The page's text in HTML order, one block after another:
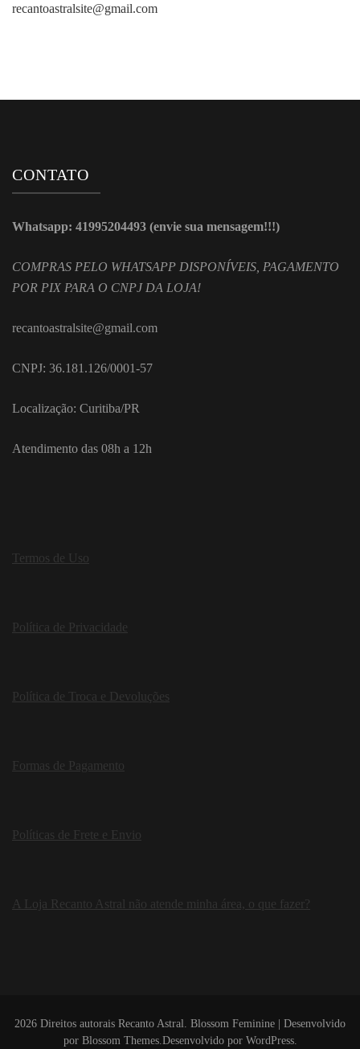
recantoastralsite@gmail.com
CONTATO
Whatsapp: 41995204493 (envie sua mensagem!!!)
COMPRAS PELO WHATSAPP DISPONÍVEIS, PAGAMENTO
POR PIX PARA O CNPJ DA LOJA!
recantoastralsite@gmail.com
CNPJ: 36.181.126/0001-57
Localização: Curitiba/PR
Atendimento das 08h a 12h
Termos de Uso
Política de Privacidade
Política de Troca e Devoluções
Formas de Pagamento
Políticas de Frete e Envio
A Loja Recanto Astral não atende minha área, o que fazer?
2026 Direitos autorais Recanto Astral. Blossom Feminine | Desenvolvido
por Blossom Themes.Desenvolvido por WordPress.